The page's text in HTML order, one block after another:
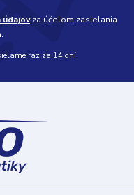
údajovza účelom zasielania
raz za 14 dní.